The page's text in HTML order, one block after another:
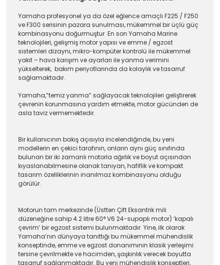
Yamaha profesyonel ya da özel eğlence amaçlı F225 / F250
ve F300 serisinin pazara sunulması, mükemmel bir üçlü güç
kombinasyonu doğurmuştur. En son Yamaha Marine
teknolojileri, gelişmiş motor yapısı ve emme / egzost
sistemleri dizaynı, mikro-kompüter kontrolü ile mükemmel
yakıt – hava karışım ve ayarları ile yanma verimini
yükselterek, bakım periyotlarında da kolaylık ve tasarruf
sağlamaktadır.
Yamaha,”temiz yanma” sağlayacak teknolojileri geliştirerek
çevrenin korunmasına yardım etmekte, motor gücünden de
asla taviz vermemektedir.
Bir kullanıcının bakış açısıyla incelendiğinde, bu yeni
modellerin en çekici tarafının, onların aynı güç sınıfında
bulunan bir iki zamanlı motorla ağırlık ve boyut açısından
kıyaslanabilmesine olanak tanıyan, hafiflik ve kompakt
tasarım özelliklerinin inanılmaz kombinasyonu olduğu
görülür.
Motorun tam merkezinde (Üstten Çift Eksantrik mili
düzeneğine sahip 4.2 litre 60° V6 24-supaplı motor) ‘kapalı
çevrim’ bir egzost sistemi bulunmaktadır. Yine, ilk olarak
Yamaha’nın dünyaya tanıttığı bu mükemmel mühendislik
konseptinde, emme ve egzost donanımının klasik yerleşimi
tersine çevrilmekte ve hacimden, şaşkınlık verecek boyutta
tasarruf sağlanmaktadır. Bu yeni mühendislik konseptleri,